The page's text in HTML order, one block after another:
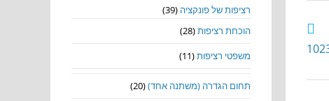
רציפות של פונקציה (39)
הוכחת רציפות(28)
משפטי רציפות(11)
תחום הגדרה (משתנה אחד)(20)